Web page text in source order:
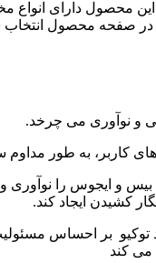
این محصول دارای انواع
صفحه محصول انتخاب
و نوآوری می چرخد.
کاربر، به طور
و ایجوس را نوآوری و
کشیدن ایجاد کند.
توکیو بر احساس
می کند